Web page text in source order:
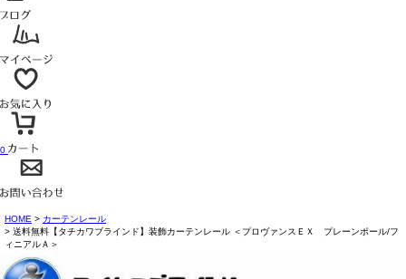
0
HOME
カーテンレール
送料無料【タチカワブラインド】装飾カーテンレール ＜プロヴァンスＥＸ プレーンポール/フ
ィニアルＡ＞